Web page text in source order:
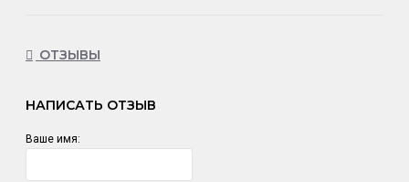
ОТЗЫВЫ
НАПИСАТЬ ОТЗЫВ
Ваше имя: